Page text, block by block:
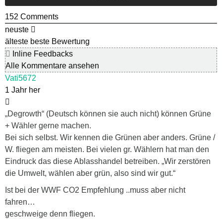
152 Comments
neuste
älteste beste Bewertung
Inline Feedbacks
Alle Kommentare ansehen
Vati5672
1 Jahr her
„Degrowth“ (Deutsch können sie auch nicht) können Grüne
+ Wähler gerne machen.
Bei sich selbst. Wir kennen die Grünen aber anders. Grüne /
W. fliegen am meisten. Bei vielen gr. Wählern hat man den
Eindruck das diese Ablasshandel betreiben. „Wir zerstören
die Umwelt, wählen aber grün, also sind wir gut.“
Ist bei der WWF CO2 Empfehlung ..muss aber nicht
fahren…
geschweige denn fliegen.